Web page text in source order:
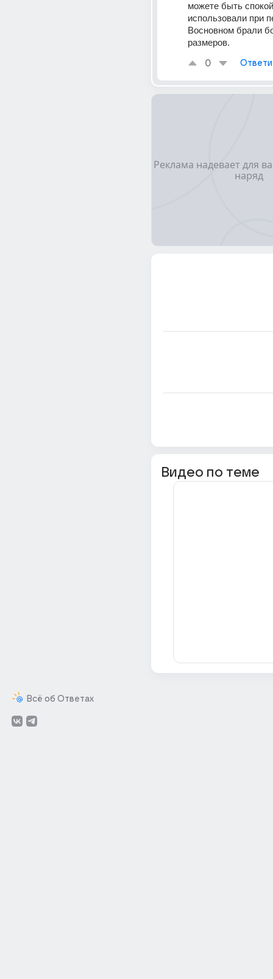
Всё об Ответах
можете быть
использовали при
Восновном брали
размеров.
0
Видео по теме